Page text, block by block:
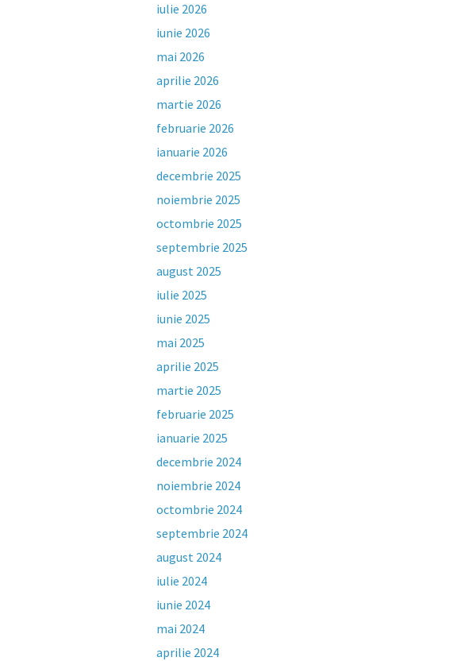
iulie 2026
iunie 2026
mai 2026
aprilie 2026
martie 2026
februarie 2026
ianuarie 2026
decembrie 2025
noiembrie 2025
octombrie 2025
septembrie 2025
august 2025
iulie 2025
iunie 2025
mai 2025
aprilie 2025
martie 2025
februarie 2025
ianuarie 2025
decembrie 2024
noiembrie 2024
octombrie 2024
septembrie 2024
august 2024
iulie 2024
iunie 2024
mai 2024
aprilie 2024